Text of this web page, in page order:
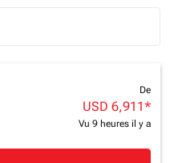
De
USD 6,911*
Vu 9 heures il y a